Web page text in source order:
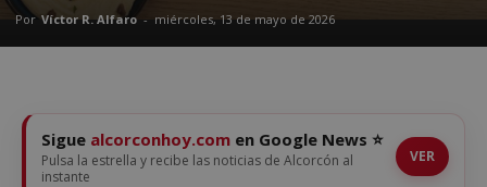
Por Víctor R. Alfaro - miércoles, 13 de mayo de 2026
Sigue alcorconhoy.com en Google News ⭐
Pulsa la estrella y recibe las noticias de Alcorcón al
instante
VER